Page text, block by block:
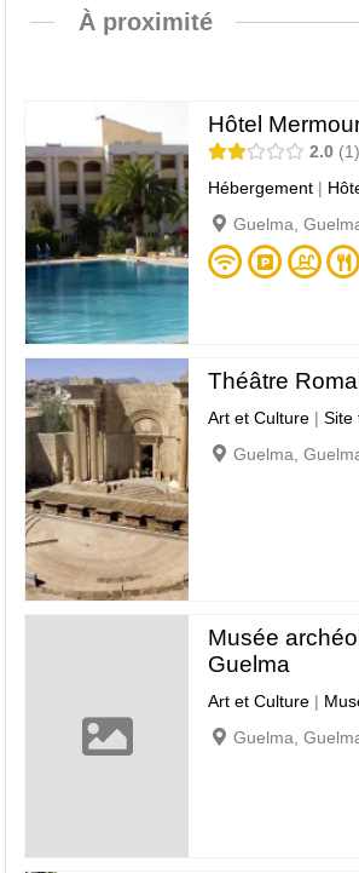
À proximité
Hôtel
2.0
1
Hébergement |
Guelma,
Théâtre
Art et Culture |Site
Guelma,
Musée
Guelma
Art et Culture |
Guelma,